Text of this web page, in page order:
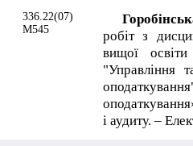
336.22(07)
М545
робіт з
вищої
"Управління
і аудиту. –